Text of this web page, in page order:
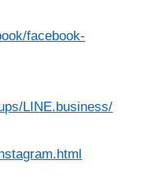
facebook-
LINE.business/